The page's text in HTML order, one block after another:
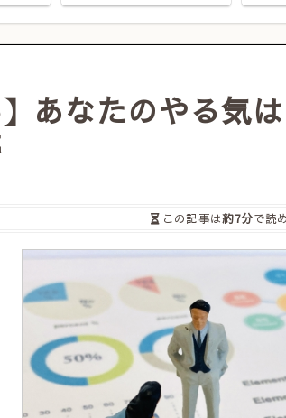
】あなたのやる気
この記事は約7分で読